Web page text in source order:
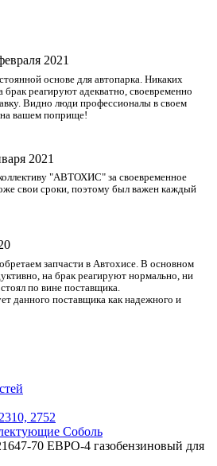
2021
основе для автопарка. Никаких
реагируют адекватно, своевременно
Видно люди профессионалы в своем
на вашем поприще!
2021
"АВТОХИС" за своевременное
свои сроки, поэтому был важен каждый
запчасти в Автохисе. В основном
на брак реагируют нормально, ни
по вине поставщика.
поставщика как надежного и
2752
Соболь
70 ЕВРО-4 газобензиновый для